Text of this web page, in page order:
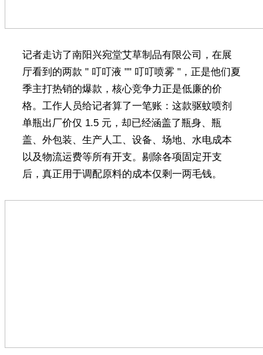
记者走访了南阳兴宛堂艾草制品有限公司，在展
厅看到的两款 " 叮叮液 "" 叮叮喷雾 "，正是他们夏
季主打热销的爆款，核心竞争力正是低廉的价
格。工作人员给记者算了一笔账：这款驱蚊喷剂
单瓶出厂价仅 1.5 元，却已经涵盖了瓶身、瓶
盖、外包装、生产人工、设备、场地、水电成本
以及物流运费等所有开支。剔除各项固定开支
后，真正用于调配原料的成本仅剩一两毛钱。